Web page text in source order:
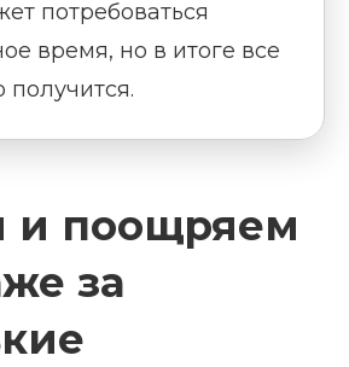
потребоваться
время, но в итоге все
получится.
и поощряем
за